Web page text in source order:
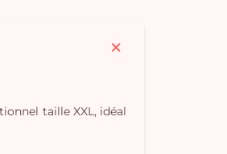
taille XXL, idéal